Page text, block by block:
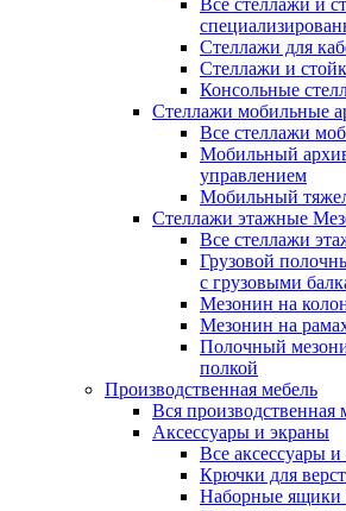
Все стеллажи и
Стеллажи для
Стеллажи и
Консольные
Стеллажи мобильные
Все стеллажи
Мобильный
управлением
Мобильный
Стеллажи этажные
Все стеллажи
Грузовой
с грузовыми
Мезонин на
Мезонин на
Полочный
полкой
Производственная мебель
Вся производственная
Аксессуары и экраны
Все аксессуары
Крючки для
Наборные ящики